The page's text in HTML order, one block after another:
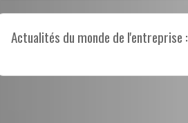
Actualités du monde de l'entreprise :